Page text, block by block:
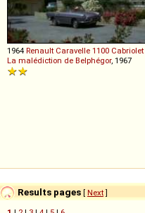
1964 Renault Caravelle 1100 Cabriolet
La malédiction de Belphégor, 1967
Results pages [ Next]